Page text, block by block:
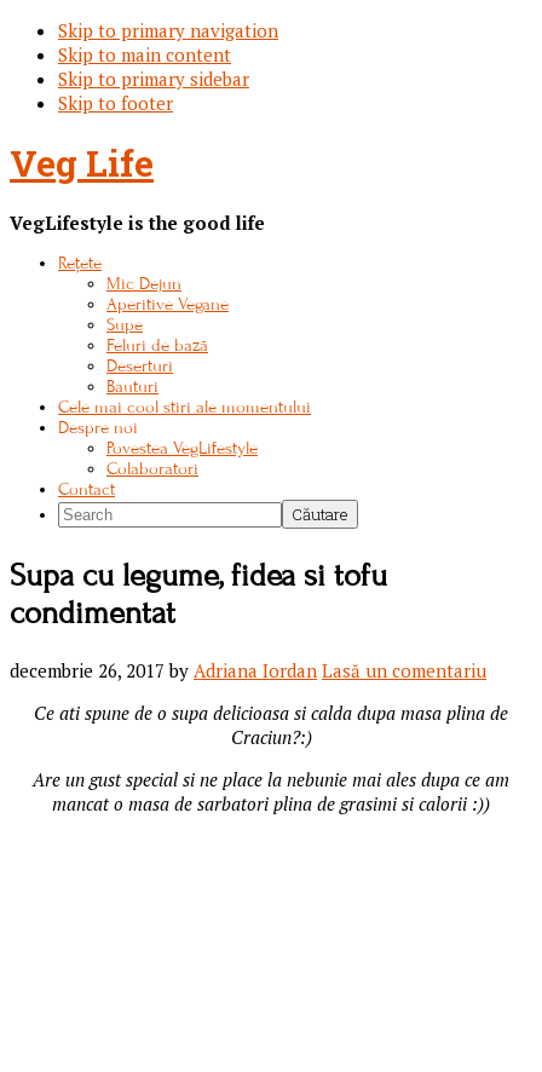
Skip to primary navigation
Skip to main content
Skip to primary sidebar
Skip to footer
Veg Life
VegLifestyle is the good life
Rețete
Mic Dejun
Aperitive Vegane
Supe
Feluri de bază
Deserturi
Bauturi
Cele mai cool stiri ale momentului
Despre noi
Povestea VegLifestyle
Colaboratori
Contact
Search
Supa cu legume, fidea si tofu
condimentat
decembrie 26, 2017 by Adriana Iordan Lasă un comentariu
Ce ati spune de o supa delicioasa si calda dupa masa plina de
Craciun?:)
Are un gust special si ne place la nebunie mai ales dupa ce am
mancat o masa de sarbatori plina de grasimi si calorii :))